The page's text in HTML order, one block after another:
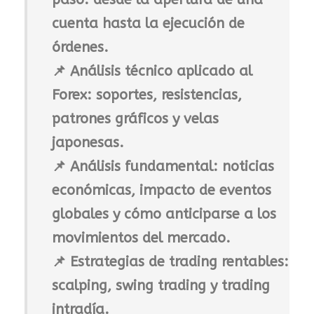
cuenta hasta la ejecución de
órdenes.
📌 Análisis técnico aplicado al
Forex: soportes, resistencias,
patrones gráficos y velas
japonesas.
📌 Análisis fundamental: noticias
económicas, impacto de eventos
globales y cómo anticiparse a los
movimientos del mercado.
📌 Estrategias de trading rentables:
scalping, swing trading y trading
intradía.